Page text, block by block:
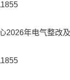
2026年电气整改